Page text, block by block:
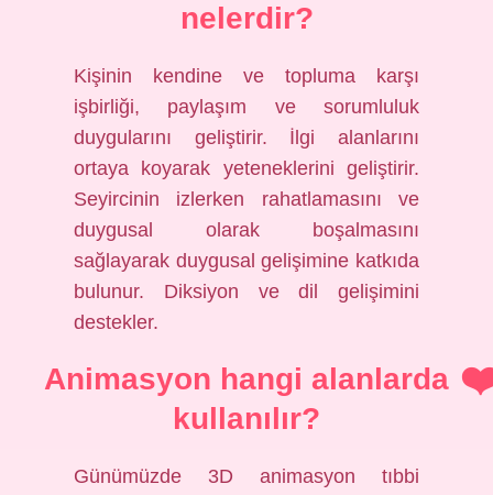
nelerdir?
Kişinin kendine ve topluma karşı
işbirliği, paylaşım ve sorumluluk
duygularını geliştirir. İlgi alanlarını
ortaya koyarak yeteneklerini geliştirir.
Seyircinin izlerken rahatlamasını ve
duygusal olarak boşalmasını
sağlayarak duygusal gelişimine katkıda
bulunur. Diksiyon ve dil gelişimini
destekler.
Animasyon hangi alanlarda
kullanılır?
Günümüzde 3D animasyon tıbbi